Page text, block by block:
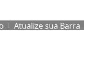
Atualize sua Barra